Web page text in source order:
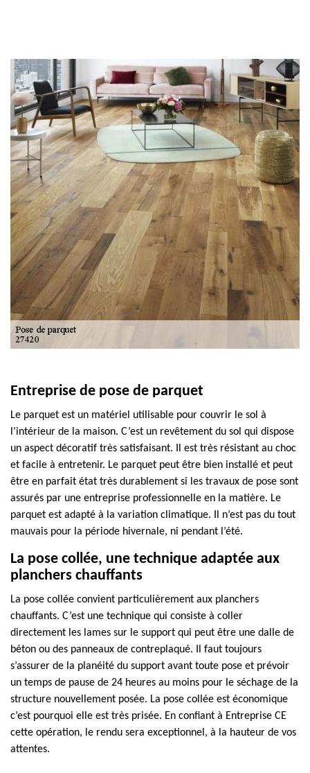
Entreprise de pose de parquet
Le parquet est un matériel utilisable pour couvrir le sol à
l’intérieur de la maison. C’est un revêtement du sol qui dispose
un aspect décoratif très satisfaisant. Il est très résistant au choc
et facile à entretenir. Le parquet peut être bien installé et peut
être en parfait état très durablement si les travaux de pose sont
assurés par une entreprise professionnelle en la matière. Le
parquet est adapté à la variation climatique. Il n’est pas du tout
mauvais pour la période hivernale, ni pendant l’été.
La pose collée, une technique adaptée aux
planchers chauffants
La pose collée convient particulièrement aux planchers
chauffants. C’est une technique qui consiste à coller
directement les lames sur le support qui peut être une dalle de
béton ou des panneaux de contreplaqué. Il faut toujours
s’assurer de la planéité du support avant toute pose et prévoir
un temps de pause de 24 heures au moins pour le séchage de la
structure nouvellement posée. La pose collée est économique
c’est pourquoi elle est très prisée. En confiant à Entreprise CE
cette opération, le rendu sera exceptionnel, à la hauteur de vos
attentes.